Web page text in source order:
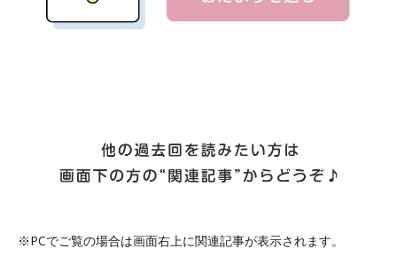
※PCでご覧の場合は画面右上に関連記事が表示されます。